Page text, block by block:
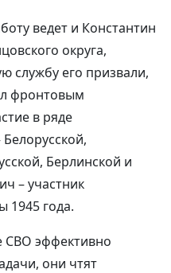
ведет и Константин
округа,
службу его призвали,
фронтовым
в ряде
Берлинской и
– участник
1945 года.
СВО эффективно
они чтят